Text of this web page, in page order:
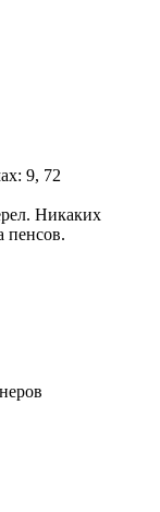
Никаких
пенсов.